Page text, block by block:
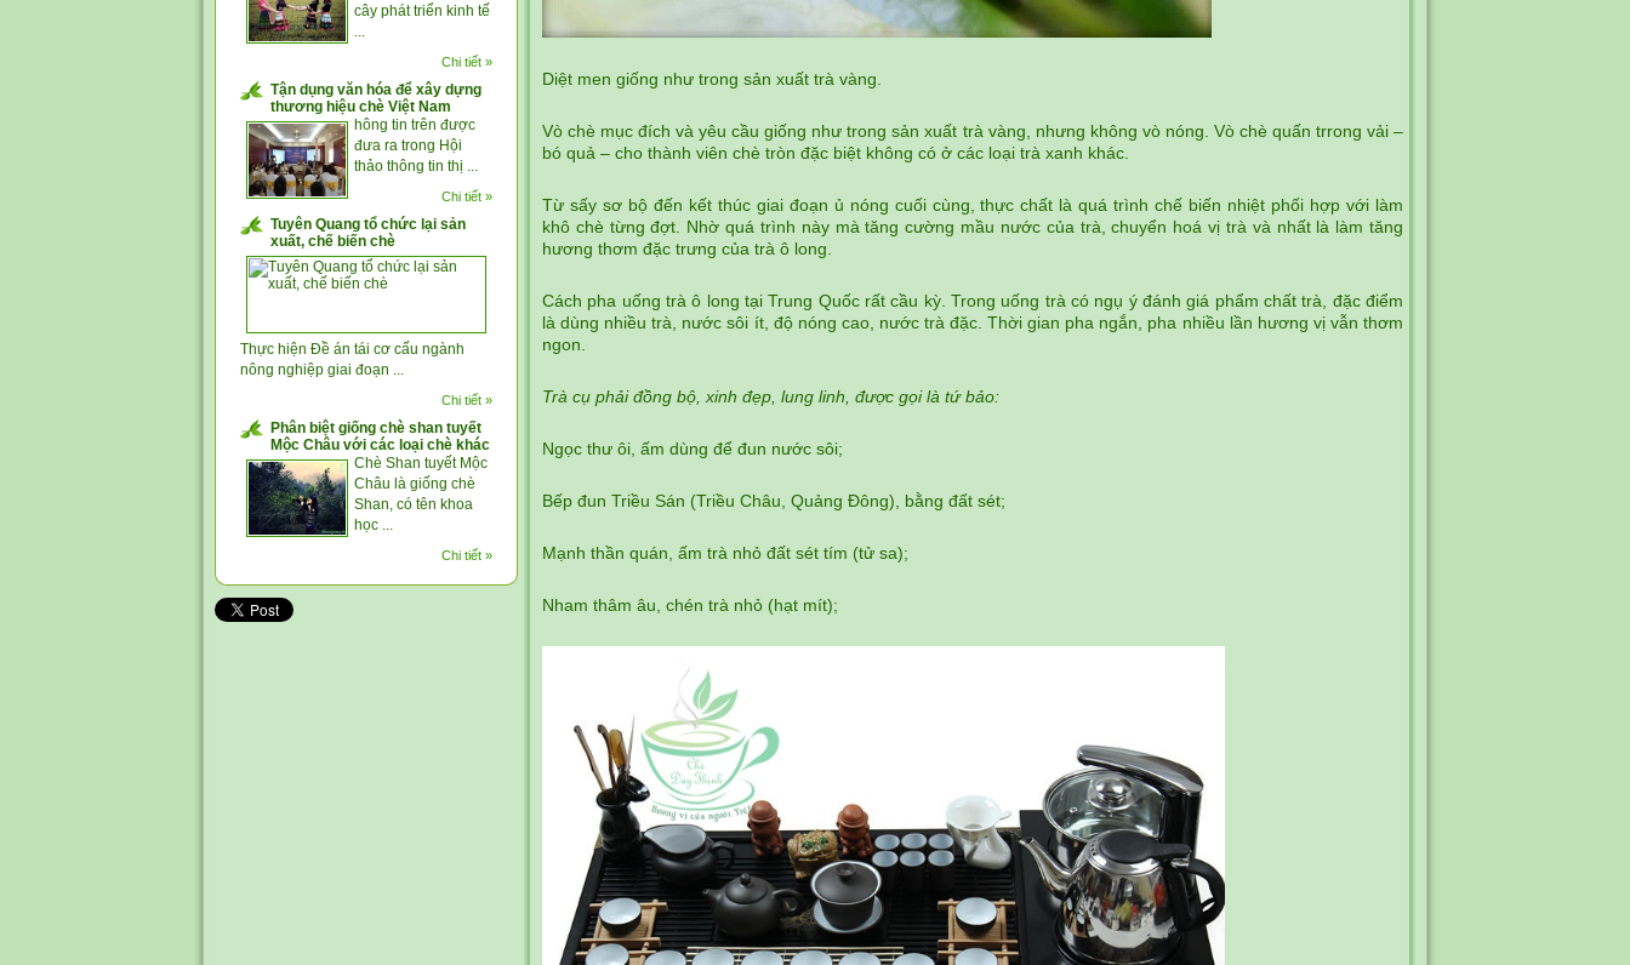
cây phát triển kinh tế
...
Chi tiết »
Tận dụng văn hóa để xây dựng
thương hiệu chè Việt Nam
hông tin trên được
đưa ra trong Hội
thảo thông tin thị ...
Chi tiết »
Tuyên Quang tổ chức lại sản
xuất, chế biến chè
Thực hiện Đề án tái cơ cấu ngành
nông nghiệp giai đoạn ...
Chi tiết »
Phân biệt giống chè shan tuyết
Mộc Châu với các loại chè khác
Chè Shan tuyết Mộc
Châu là giống chè
Shan, có tên khoa
học ...
Chi tiết »
Diệt men giống như trong sản xuất trà vàng.
Vò chè mục đích và yêu cầu giống như trong sản xuất trà vàng, nhưng không vò nóng. Vò chè quấn trrong vải –
bó quả – cho thành viên chè tròn đặc biệt không có ở các loại trà xanh khác.
Từ sấy sơ bộ đến kết thúc giai đoạn ủ nóng cuối cùng, thực chất là quá trình chế biến nhiệt phối hợp với làm
khô chè từng đợt. Nhờ quá trình này mà tăng cường mầu nước của trà, chuyển hoá vị trà và nhất là làm tăng
hương thơm đặc trưng của trà ô long.
Cách pha uống trà ô long tại Trung Quốc rất cầu kỳ. Trong uống trà có ngụ ý đánh giá phẩm chất trà, đặc điểm
là dùng nhiều trà, nước sôi ít, độ nóng cao, nước trà đặc. Thời gian pha ngắn, pha nhiều lần hương vị vẫn thơm
ngon.
Trà cụ phải đồng bộ, xinh đẹp, lung linh, được gọi là tứ bảo:
Ngọc thư ôi, ấm dùng để đun nước sôi;
Bếp đun Triều Sán (Triều Châu, Quảng Đông), bằng đất sét;
Mạnh thần quán, ấm trà nhỏ đất sét tím (tử sa);
Nham thâm âu, chén trà nhỏ (hạt mít);